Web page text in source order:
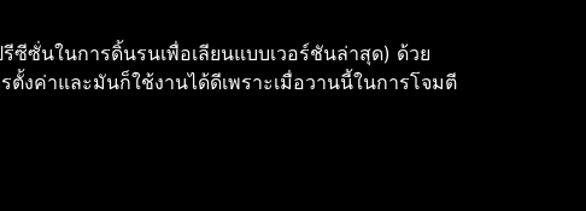
ซั่นในการดิ้นรนเพื่อเลียนแบบเวอร์ชันล่าสุด) ด้วย
ตั้งค่าและมันก็ใช้งานได้ดีเพราะเมื่อวานนี้ในการโจมตี